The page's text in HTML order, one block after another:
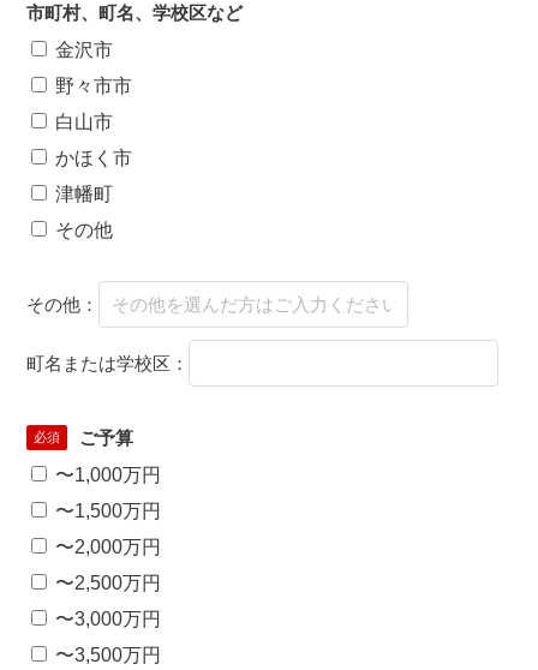
市町村、町名、学校区など
金沢市
野々市市
白山市
かほく市
津幡町
その他
その他：
町名または学校区：
必須
ご予算
〜1,000万円
〜1,500万円
〜2,000万円
〜2,500万円
〜3,000万円
〜3,500万円